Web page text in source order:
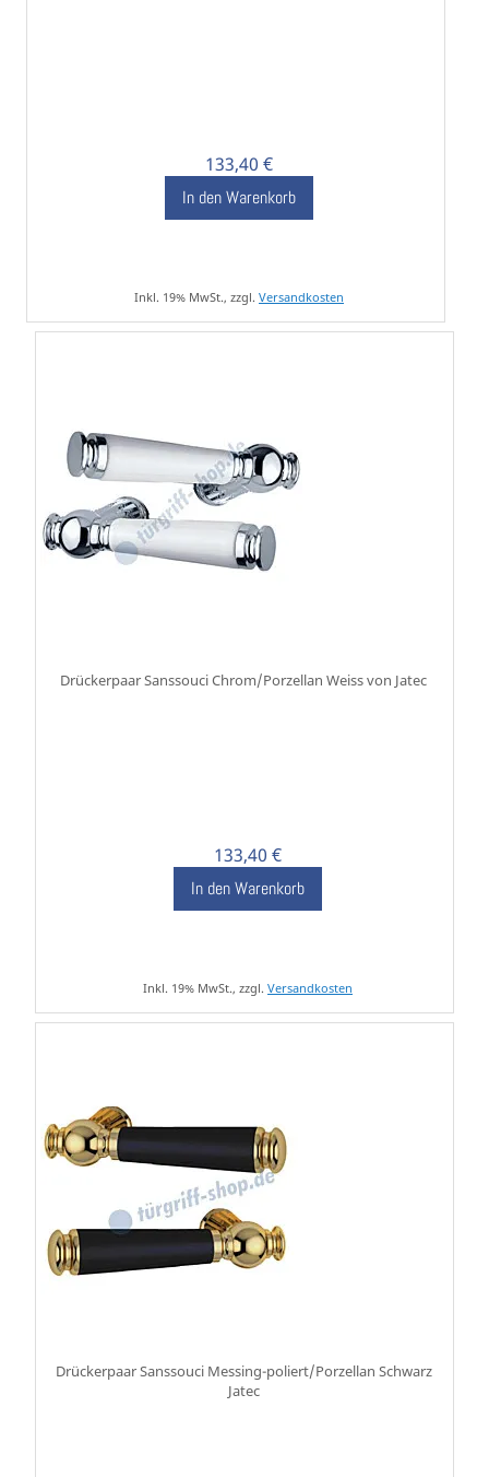
133,40 €
In den Warenkorb
Inkl. 19% MwSt., zzgl. Versandkosten
Drückerpaar Sanssouci Chrom/Porzellan Weiss von Jatec
133,40 €
In den Warenkorb
Inkl. 19% MwSt., zzgl. Versandkosten
Drückerpaar Sanssouci Messing-poliert/Porzellan Schwarz
Jatec